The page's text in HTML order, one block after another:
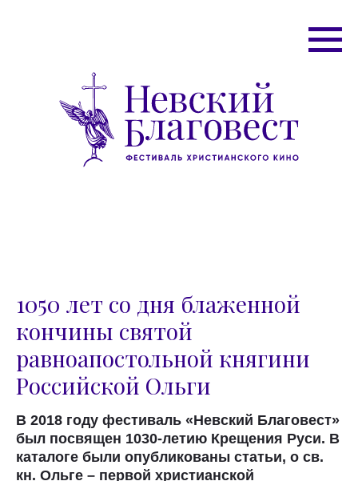
1050 лет со дня блаженной
кончины святой
равноапостольной княгини
Российской Ольги
В 2018 году фестиваль «Невский Благовест»
был посвящен 1030-летию Крещения Руси. В
каталоге были опубликованы статьи, о св.
кн. Ольге – первой христианской